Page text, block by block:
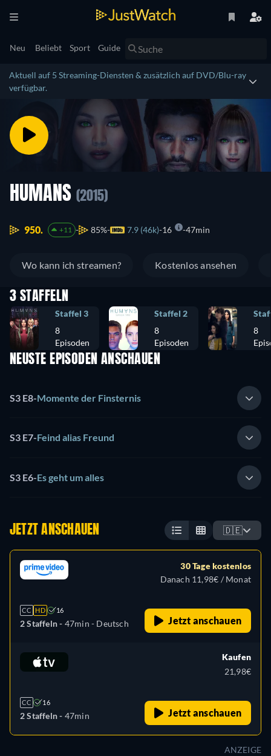
Neu Beliebt Sport Guide
Aktuell auf 5 Streaming-Diensten & zusätzlich auf DVD/Blu-ray
verfügbar.
HUMANS (2015)
950. +11 85% 7.9 (46k) 16 47min
Wo kann ich streamen? Kostenlos ansehen
3 STAFFELN
Staffel 3
8
Episoden
Staffel 2
8
Episoden
8
NEUSTE EPISODEN ANSCHAUEN
S3 E8-Momente der Finsternis
S3 E7-Feind alias Freund
S3 E6-Es geht um alles
JETZT ANSCHAUEN 🇩🇪
CC HD 16
2 Staffeln - 47min - Deutsch
30 Tage kostenlos
Danach 11,98€ / Monat
Jetzt anschauen
CC 16
2 Staffeln - 47min
Kaufen
21,98€
Jetzt anschauen
ANZEIGE